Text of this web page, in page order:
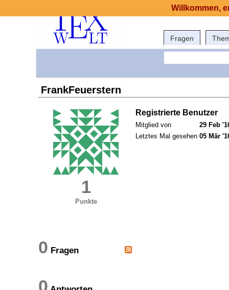
Fragen
FrankFeuerstern
1
Punkte
Registrierte Benutzer
Mitglied von
29 Feb
Letztes Mal gesehen 05 Mär
0 Fragen
Willkommen,